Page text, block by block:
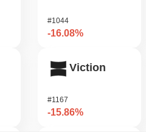
#1044
-16.08%
Viction
#1167
-15.86%